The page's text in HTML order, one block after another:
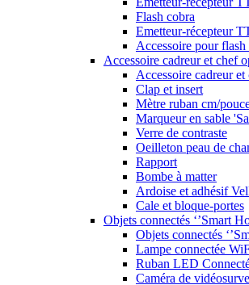
Flash cobra
Emetteur-récepteur
Accessoire pour flash
Accessoire cadreur et chef
Accessoire cadreur
Clap et insert
Mètre ruban cm/
Marqueur en sable
Verre de contraste
Oeilleton peau de
Rapport
Bombe à matter
Ardoise et adhésif
Cale et bloque-portes
Objets connectés ‘’Smart
Objets connectés
Lampe connectée
Ruban LED
Caméra de